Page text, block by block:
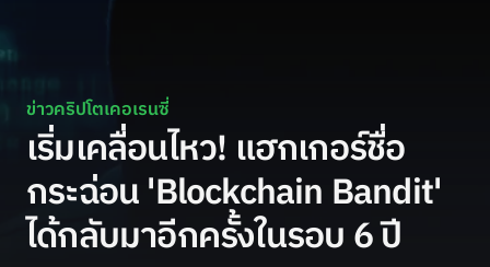
ข่าวคริปโตเคอเรนซี่
เริ่มเคลื่อนไหว! แฮกเกอร์ชื่อ
กระฉ่อน 'Blockchain Bandit'
ได้กลับมาอีกครั้งในรอบ 6 ปี